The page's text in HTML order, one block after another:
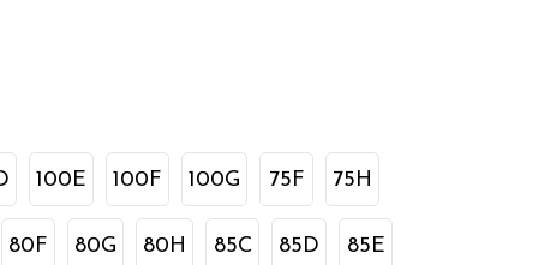
100E 100F 100G 75F 75H
80F 80G 80H 85C 85D 85E